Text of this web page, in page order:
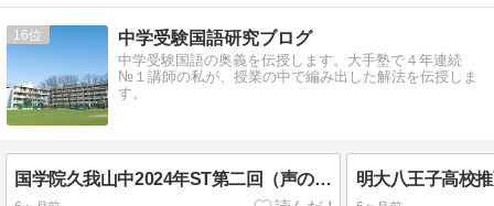
16 中学受験国語研究ブログ
中学受験国語の奥義を伝授します。大手塾で４年連続
№１講師の私が、授業の中で編み出した解法を伝授しま
す。
国学院久我山中2024年ST第二回（声の教育社版には解説がありません） 明大八王子高校